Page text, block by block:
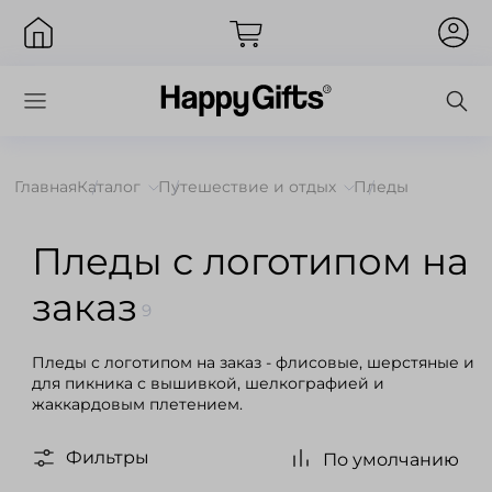
ГлавнаяКаталог Путешествие и отдых Пледы
Пледы с логотипом на
заказ 9
Пледы с логотипом на заказ - флисовые, шерстяные и
для пикника с вышивкой, шелкографией и
жаккардовым плетением.
Фильтры По умолчанию
Вход
Забыли пароль?